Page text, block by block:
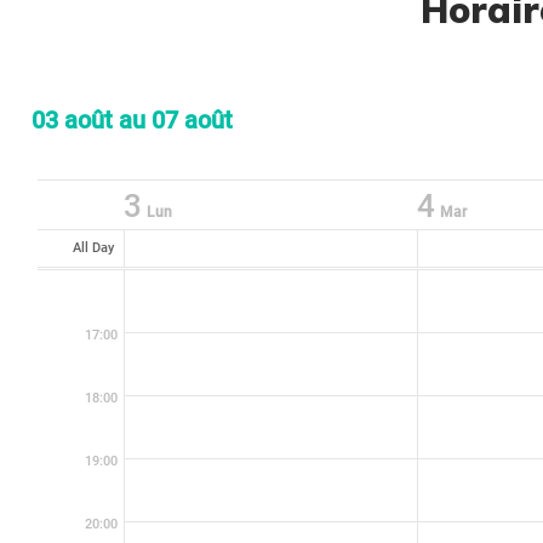
03 août au 07 août
3 Lun 4 Mar
All Day
17:00
18:00
19:00
20:00